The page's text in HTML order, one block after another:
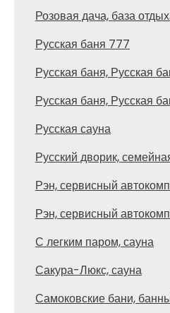
Розовая дача, база
Русская баня 777
Русская баня, Русская
Русская баня, Русская
Русская сауна
Русский дворик,
Рэн, сервисный
Рэн, сервисный
С легким паром, сауна
Сакура-Люкс, сауна
Самоковские бани,